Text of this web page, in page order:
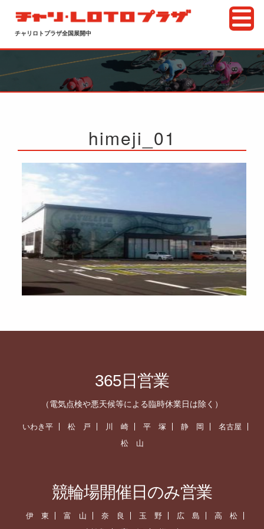
チャリロトプラザ全国展開中
himeji_01
365日営業
（電気点検や悪天候等による臨時休業日は除く）
いわき平 松 戸 川 崎 平 塚 静 岡
名古屋
松 山
競輪場開催日のみ営業
伊 東 富 山 奈 良 玉 野 広 島
高 松